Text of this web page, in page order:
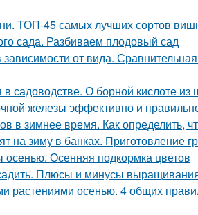
ТОП-45 самых лучших сортов
сада. Разбиваем плодовый сад
зависимости от вида.
садоводстве. О борной кислоте из
железы эффективно и
в зимнее время. Как определить,
на зиму в банках. Приготовление
осенью. Осенняя подкормка цветов
Плюсы и минусы
растениями осенью. 4 общих